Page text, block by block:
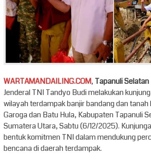
WARTAMANDAILING.COM, Tapanuli Selatan
Jenderal TNI Tandyo Budi melakukan
wilayah terdampak banjir bandang dan
Garoga dan Batu Hula, Kabupaten Tapanuli
Sumatera Utara, Sabtu (6/12/2025).
bentuk komitmen TNI dalam mendukung
bencana di daerah terdampak.